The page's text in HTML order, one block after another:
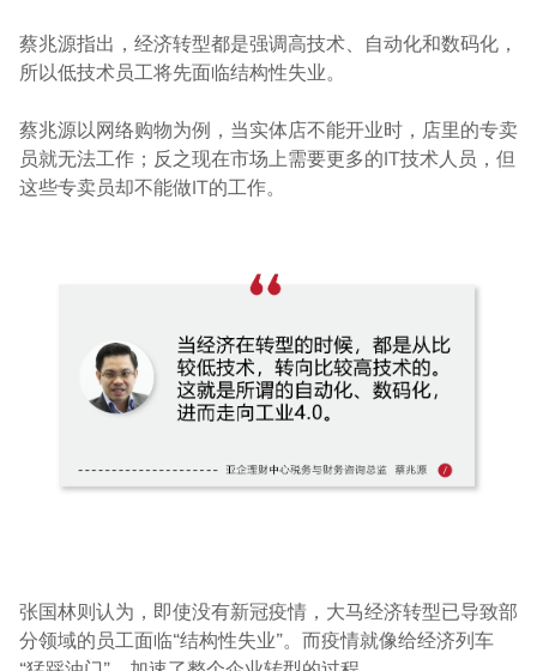
蔡兆源指出，经济转型都是强调高技术、自动化和数码化，
所以低技术员工将先面临结构性失业。
蔡兆源以网络购物为例，当实体店不能开业时，店里的专卖
员就无法工作；反之现在市场上需要更多的IT技术人员，但
这些专卖员却不能做IT的工作。
张国林则认为，即使没有新冠疫情，大马经济转型已导致部
分领域的员工面临“结构性失业”。而疫情就像给经济列车